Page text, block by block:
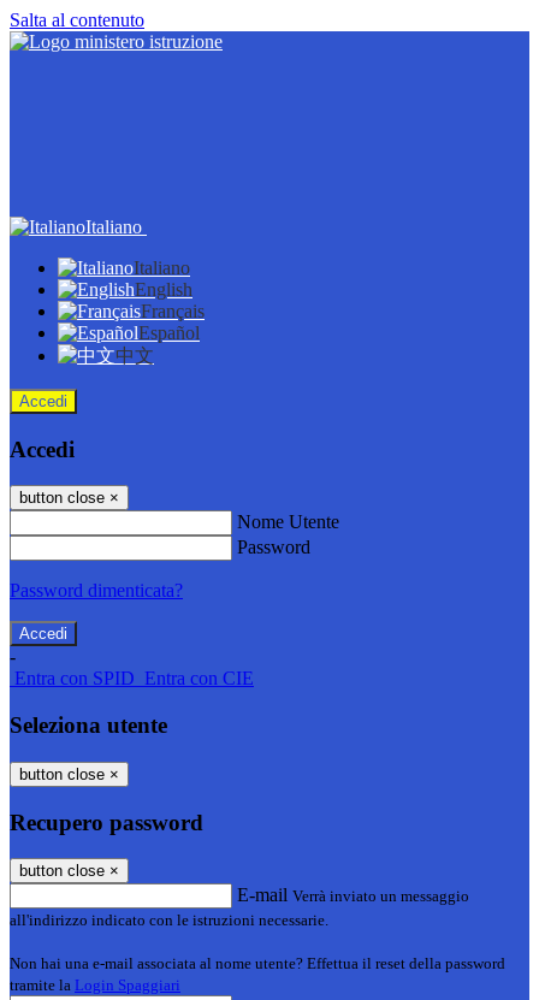
Salta al contenuto
Italiano
Italiano
English
Français
Español
中文
Accedi
Accedi
button close ×
Nome Utente
Password
Password dimenticata?
-
Entra con SPID Entra con CIE
Seleziona utente
button close ×
Recupero password
button close ×
E-mail Verrà inviato un messaggio
all'indirizzo indicato con le istruzioni necessarie.
Non hai una e-mail associata al nome utente? Effettua il reset della password
tramite la Login Spaggiari